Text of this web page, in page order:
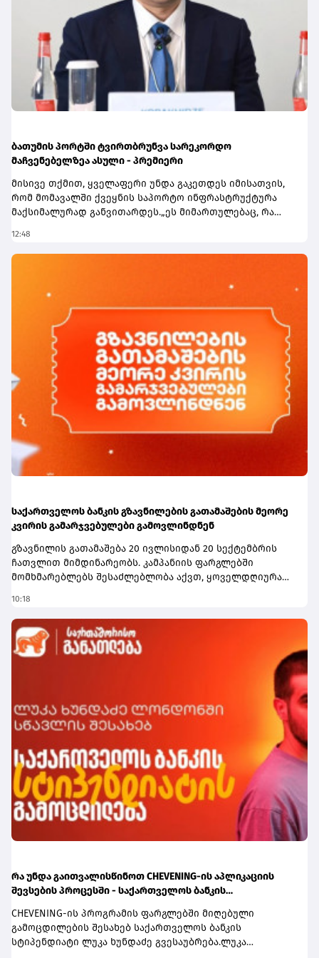
ბათუმის პორტში ტვირთბრუნვა სარეკორდო
მაჩვენებელზეა ასული - პრემიერი
მისივე თქმით, ყველაფერი უნდა გაკეთდეს იმისათვის,
რომ მომავალში ქვეყნის საპორტო ინფრასტრუქტურა
მაქსიმალურად განვითარდეს.„ეს მიმართულებაც, რა
მნიშვნელოვანია აღინიშნოს, რომ ბათუმის პორტში
ტვირთბრუნვა სარეკორდო მაჩვენებელზეა ასული.
წლევანდელი წელი აუცილებლად იქნება ბათუმის
პორტისთვის სარეკორდო ტვირთბრუნვის კუთხით და
ყველაფერი უნდა გაკეთდეს იმისათვის, რომ მომავალში
ჩვენი საპორტო ინფრასტრუქტურა მაქსიმალურად
განვითარდეს. ბათუმის პორტი, რა თქმა უნდა, ძალიან
მნიშვნელოვანია, ასევე ფოთის პორტი. იცით, რომ
აქტიურად ვმუშაობთ ანაკლიის პორტის
ინფრასტრუქტურის შექმნაზე და 2029 წლისთვის უკვე
დაგეგმილია ანაკლიის პორტში პირველი გემების
მიღება და პირველი ფაზის საპროექტო სამუშაოების
დასრულება,“- აღნიშნა პრემიერმა.
12:48
საქართველოს ბანკის გზავნილების გათამაშების მეორე
კვირის გამარჯვებულები გამოვლინდნენ
გზავნილის გათამაშება 20 ივლისიდან 20 სექტემბრის
ჩათვლით მიმდინარეობს. კამპანიის ფარგლებში
მომხმარებლებს შესაძლებლობა აქვთ, ყოველდღიურად
სუპერპრიზი - 10,000 ლარი მოიგონ.გათამაშებაში
მონაწილეობა შეუძლია საქართველოს ბანკის ყველა
სრულწლოვან მომხმარებელს, რომელიც საქართველოს
მოქალაქეა, საქართველოს ბანკის თანამშრომლების
გარდა. მონაწილეობისთვის საჭიროა, მომხმარებელმა
მიღებული გზავნილი საქართველოს ბანკის მობილბანკის
ან ინტერნეტბანკის საშუალებით გაანაღდოს. თითოეულ
განაღდებულ 150 ლარზე გათამაშების ერთი ბილეთი
ენიჭება, რაც მოგების შანსს ზრდის.კამპანიაში
მონაწილეობა ემიგრანტებსაც შეუძლიათ. ამისთვის
საჭიროა, გზავნილი საკუთარ თავს გამოუგზავნონ, ხოლო
თანხა საქართველოს ბანკის მობილბანკის ან
ინტერნეტბანკის საშუალებით გაანაღდონ.გზავნილის
კამპანიის შესახებ ყველა საჭირო ინფორმაციას
გაეცანით ამ ბმულზე.
10:18
რა უნდა გაითვალისწინოთ CHEVENING-ის აპლიკაციის
შევსების პროცესში - საქართველოს ბანკის
CHEVENING-ის პროგრამის ფარგლებში მიღებული
გამოცდილების შესახებ საქართველოს ბანკის
სტიპენდიატი ლუკა ხუნდაძე გვესაუბრება.ლუკა